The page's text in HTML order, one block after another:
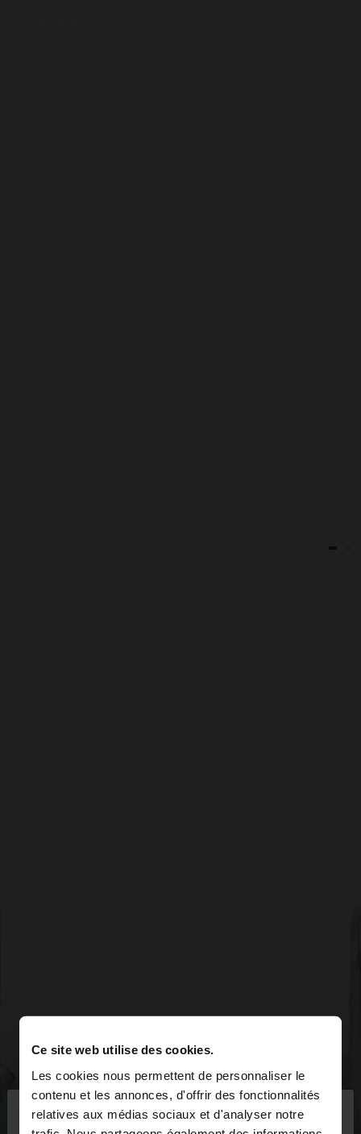
Ce site web utilise des cookies.
Les cookies nous permettent de personnaliser le
contenu et les annonces, d'offrir des fonctionnalités
relatives aux médias sociaux et d'analyser notre
bonjour ×